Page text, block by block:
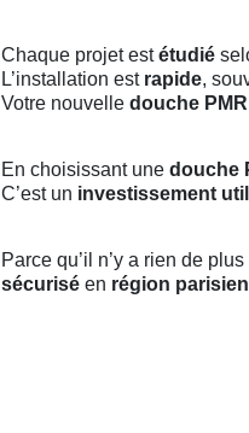
Chaque projet estétudié
L’installation est rapide,
Votre nouvelle douche PMR
En choisissant une douche
C’est un investissement
Parce qu’il n’y a rien de
sécurisé en région